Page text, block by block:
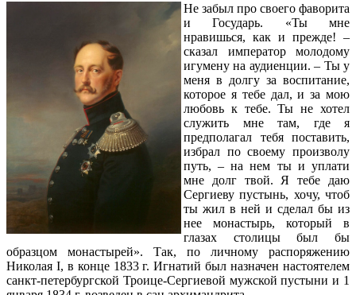
Не забыл про своего фаворита
и Государь. «Ты мне
нравишься, как и прежде! –
сказал император молодому
игумену на аудиенции. – Ты у
меня в долгу за воспитание,
которое я тебе дал, и за мою
любовь к тебе. Ты не хотел
служить мне там, где я
предполагал тебя поставить,
избрал по своему произволу
путь, – на нем ты и уплати
мне долг твой. Я тебе даю
Сергиеву пустынь, хочу, чтоб
ты жил в ней и сделал бы из
нее монастырь, который в
глазах столицы был бы
образцом монастырей». Так, по личному распоряжению
Николая I, в конце 1833 г. Игнатий был назначен настоятелем
санкт-петербургской Троице-Сергиевой мужской пустыни и 1